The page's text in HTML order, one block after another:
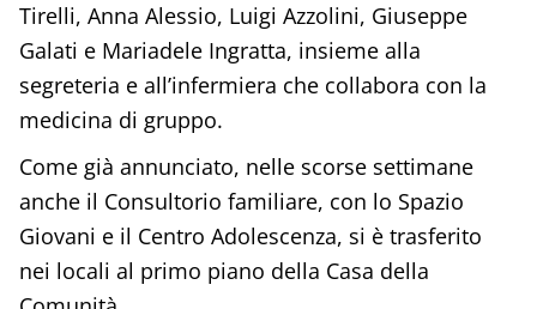
Tirelli, Anna Alessio, Luigi Azzolini, Giuseppe
Galati e Mariadele Ingratta, insieme alla
segreteria e all’infermiera che collabora con la
medicina di gruppo.
Come già annunciato, nelle scorse settimane
anche il Consultorio familiare, con lo Spazio
Giovani e il Centro Adolescenza, si è trasferito
nei locali al primo piano della Casa della